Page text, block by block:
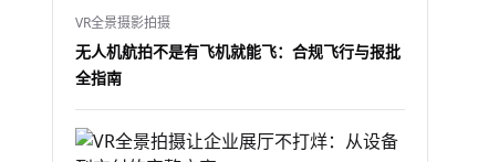
VR全景摄影拍摄
无人机航拍不是有飞机就能飞：合规飞行与报批
全指南